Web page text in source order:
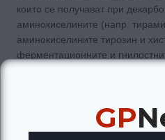
които се получават при
аминокиселините (напр.
аминокиселините тирозин и
ферментационните и
може да се дължи на
на микрофлората, хигиената
GP